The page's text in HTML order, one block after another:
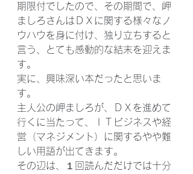
期限付でしたので、その期間で、岬
ましろさんはＤＸに関する様々なノ
ウハウを身に付け、独り立ちすると
言う、とても感動的な結末を迎えま
す。
実に、興味深い本だったと思いま
す。
主人公の岬ましろが、ＤＸを進めて
行くに当たって、ＩＴビジネスや経
営（マネジメント）に関するやや難
しい用語が出てきます。
その辺は、１回読んだだけでは十分